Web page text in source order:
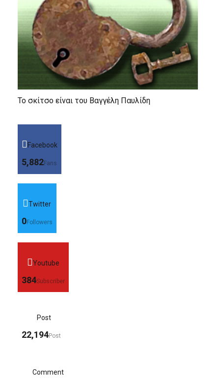
Το σκίτσο είναι του Βαγγέλη Παυλίδη
Facebook
5,882Fans
Twitter
0Followers
Youtube
384Subscriber
Post
22,194Post
Comment